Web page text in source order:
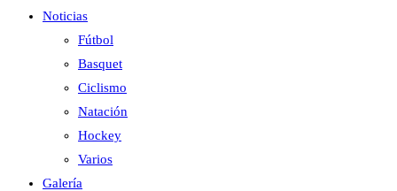
Noticias
Fútbol
Basquet
Ciclismo
Natación
Hockey
Varios
Galería